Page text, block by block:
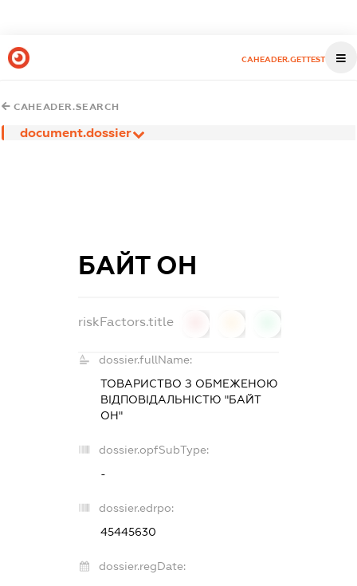
CAHEADER.GETTEST
CAHEADER.SEARCH
document.dossier
БАЙТ ОН
riskFactors.title
dossier.fullName:
ТОВАРИСТВО З ОБМЕЖЕНОЮ
ВІДПОВІДАЛЬНІСТЮ "БАЙТ
ОН"
dossier.opfSubType:
-
dossier.edrpo:
45445630
dossier.regDate: